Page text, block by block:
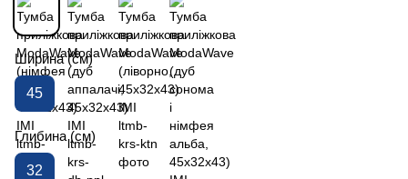
Ширина (см)
45
Глибина (см)
32